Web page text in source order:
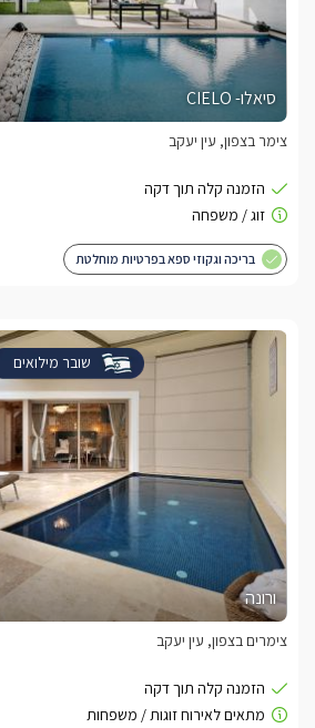
סיאלו- CIELO
צימר בצפון, עין יעקב
בריכה וגקוזי ספא בפרטיות מוחלטת
שובר מילואים
ורונה
צימרים בצפון, עין יעקב